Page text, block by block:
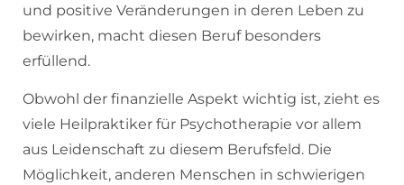
und positive Veränderungen in deren Leben zu
bewirken, macht diesen Beruf besonders
erfüllend.
Obwohl der finanzielle Aspekt wichtig ist, zieht es
viele Heilpraktiker für Psychotherapie vor allem
aus Leidenschaft zu diesem Berufsfeld. Die
Möglichkeit, anderen Menschen in schwierigen